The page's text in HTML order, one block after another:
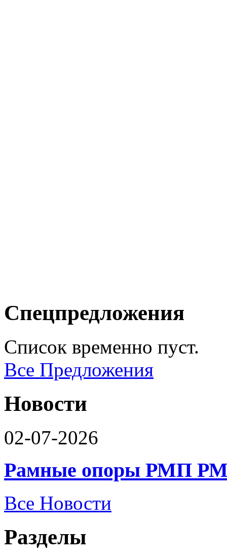
Спецпредложения
Список временно пуст.
Все Предложения
Новости
02-07-2026
Рамные опоры РМП
Все Новости
Разделы